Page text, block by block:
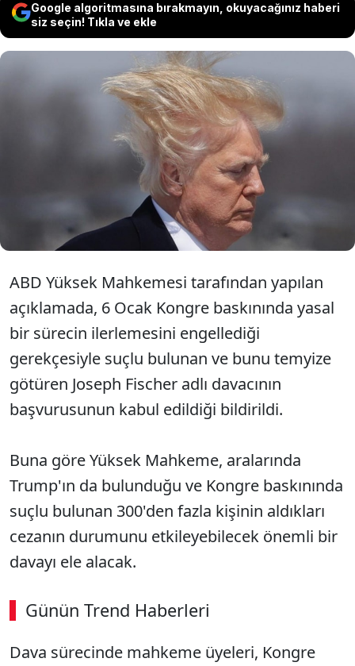
Google algoritmasına bırakmayın, okuyacağınız haberi
siz seçin! Tıkla ve ekle
ABD Yüksek Mahkemesi, aralarında eski
Başkan Donald Trump'ın da bulunduğu çok
sayıda kişinin 6 Ocak Kongre baskını
sebebiyle aldığı cezanın yerinde olup
olmadığıyla ilgili bir dava başvurusunu kabul
ABD Yüksek Mahkemesi tarafından yapılan
açıklamada, 6 Ocak Kongre baskınında yasal
bir sürecin ilerlemesini engellediği
gerekçesiyle suçlu bulunan ve bunu temyize
götüren Joseph Fischer adlı davacının
başvurusunun kabul edildiği bildirildi.
Buna göre Yüksek Mahkeme, aralarında
Trump'ın da bulunduğu ve Kongre baskınında
suçlu bulunan 300'den fazla kişinin aldıkları
cezanın durumunu etkileyebilecek önemli bir
davayı ele alacak.
Günün Trend Haberleri
Dava sürecinde mahkeme üyeleri, Kongre